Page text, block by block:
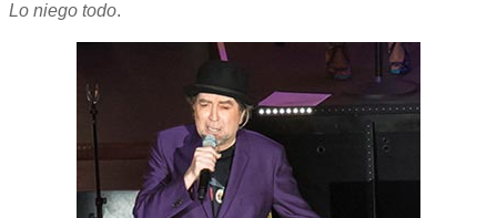
Lo niego todo.